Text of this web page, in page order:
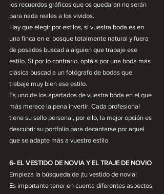
los recuerdos gráficos que os quedaran no serán
para nada reales a los vividos.
Hay que elegir por estilos, si vuestra boda es en
una finca en el bosque totalmente natural y fuera
de posados buscad a alguien que trabaje ese
estilo. Si por lo contrario, optáis por una boda más
clásica buscad a un fotógrafo de bodas que
trabaje muy bien ese estilo.
Es uno de los apartados de vuestra boda en el que
más merece la pena invertir. Cada profesional
tiene su sello personal, por ello, la mejor opción es
descubrir su portfolio para decantarse por aquel
que se adapte más a vuestro estilo
6- EL VESTIDO DE NOVIA Y EL TRAJE DE NOVIO
Empieza la búsqueda de ¡tu vestido de novia!
Es importante tener en cuenta diferentes aspectos: